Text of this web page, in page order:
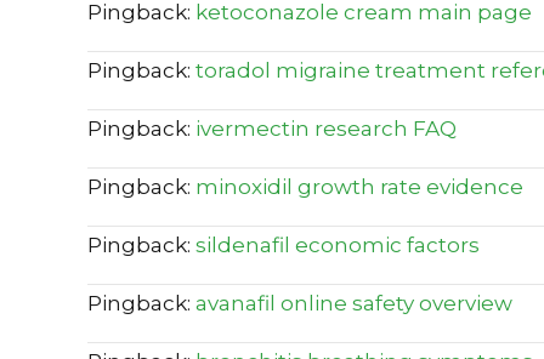
Pingback: ketoconazole cream main page
Pingback: toradol migraine treatment
Pingback: ivermectin research FAQ
Pingback: minoxidil growth rate evidence
Pingback: sildenafil economic factors
Pingback: avanafil online safety overview